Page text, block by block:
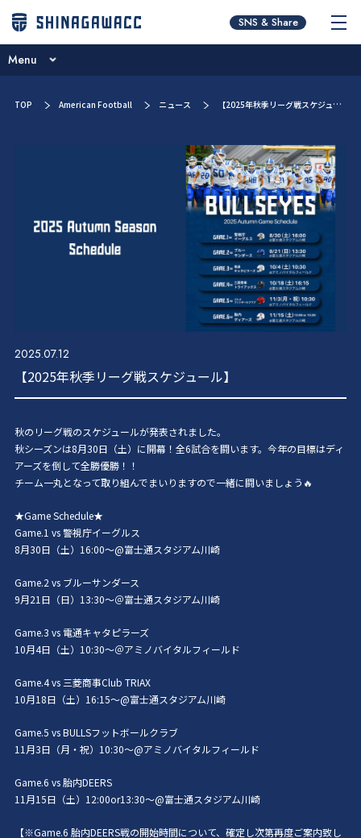
チームコンセプト
ニュース
ブログ
試合予定一覧
新人募集・お問い合わせ
SNS & Share
Menu
選手／スタッフ紹介
TOP American Football ニュース 【2025年秋季リーグ戦スケジュール】
2025.07.12
【2025年秋季リーグ戦スケジュール】
秋のリーグ戦のスケジュールが発表されました。
秋シーズンは8月30日（土）に開幕！全6試合を闘います。今年の目標はディ
アーズを倒して全勝優勝！！
チーム一丸となって取り組んでまいりますので一緒に闘いましょう🔥
★Game Schedule★
Game.1 vs 警視庁イーグルス
8月30日（土）16:00～@富士通スタジアム川崎
Game.2 vs ブルーサンダース
9月21日（日）13:30～＠富士通スタジアム川崎
Game.3 vs 電通キャタピラーズ
10月4日（土）10:30～＠アミノバイタルフィールド
Game.4 vs 三菱商事Club TRIAX
10月18日（土）16:15～@富士通スタジアム川崎
Game.5 vs BULLSフットボールクラブ
11月3日（月・祝）10:30～@アミノバイタルフィールド
Game.6 vs 胎内DEERS
11月15日（土）12:00or13:30～@富士通スタジアム川崎
【※Game.6 胎内DEERS戦の開始時間について、確定し次第再度ご案内致し